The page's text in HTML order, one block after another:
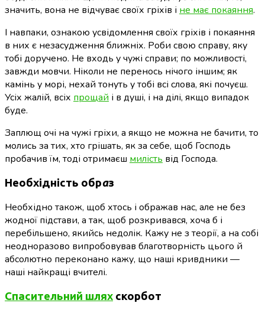
значить, вона не відчуває своїх гріхів і не має покаяння.
І навпаки, ознакою усвідомлення своїх гріхів і покаяння
в них є незасудження ближніх. Роби свою справу, яку
тобі доручено. Не входь у чужі справи; по можливості,
завжди мовчи. Ніколи не перенось нічого іншим; як
камінь у морі, нехай тонуть у тобі всі слова, які почуєш.
Усіх жалій, всіх прощай і в душі, і на ділі, якщо випадок
буде.
Заплющ очі на чужі гріхи, а якщо не можна не бачити, то
молись за тих, хто грішать, як за себе, щоб Господь
пробачив їм, тоді отримаєш милість від Господа.
Необхідність образ
Необхідно також, щоб хтось і ображав нас, але не без
жодної підстави, а так, щоб розкривався, хоча б і
перебільшено, якийсь недолік. Кажу не з теорії, а на собі
неодноразово випробовував благотворність цього й
абсолютно переконано кажу, що наші кривдники —
наші найкращі вчителі.
Спасительний шлях скорбот